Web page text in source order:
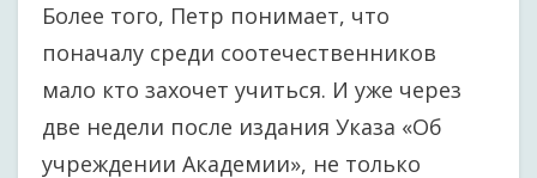
Более того, Петр понимает, что
поначалу среди соотечественников
мало кто захочет учиться. И уже через
две недели после издания Указа «Об
учреждении Академии», не только